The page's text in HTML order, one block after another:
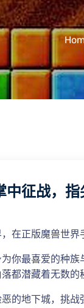
中征战，
在正版魔兽世界
你最喜爱的种
都潜藏着无数的
的地下城，挑